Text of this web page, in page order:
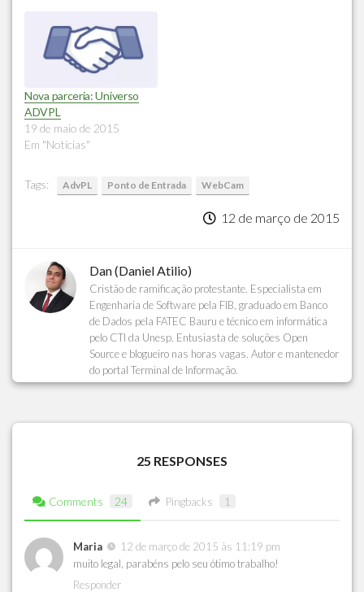
Nova parceria: Universo
ADVPL
19 de maio de 2015
Em "Notícias"
Tags: AdvPL Ponto de Entrada WebCam
12 de março de 2015
Dan (Daniel Atilio)
Cristão de ramificação protestante. Especialista em
Engenharia de Software pela FIB, graduado em Banco
de Dados pela FATEC Bauru e técnico em informática
pelo CTI da Unesp. Entusiasta de soluções Open
Source e blogueiro nas horas vagas. Autor e mantenedor
do portal Terminal de Informação.
25 RESPONSES
Comments 24 Pingbacks 1
Maria
12 de março de 2015 às 11:19 pm
muito legal, parabéns pelo seu ótimo trabalho!
Responder